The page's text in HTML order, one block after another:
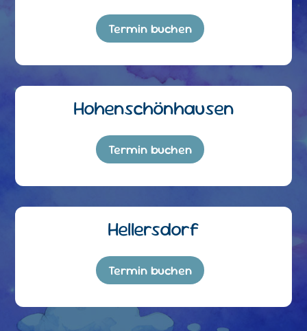
Termin buchen
Hohenschönhausen
Termin buchen
Hellersdorf
Termin buchen